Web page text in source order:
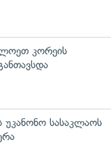
კორეის
უკანონო სასაკლაოს